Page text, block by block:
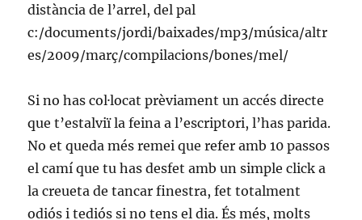
distància de l’arrel, del pal
c:/documents/jordi/baixades/mp3/música/altr
es/2009/març/compilacions/bones/mel/
Si no has col·locat prèviament un accés directe
que t’estalviï la feina a l’escriptori, l’has parida.
No et queda més remei que refer amb 10 passos
el camí que tu has desfet amb un simple click a
la creueta de tancar finestra, fet totalment
odiós i tediós si no tens el dia. És més, molts